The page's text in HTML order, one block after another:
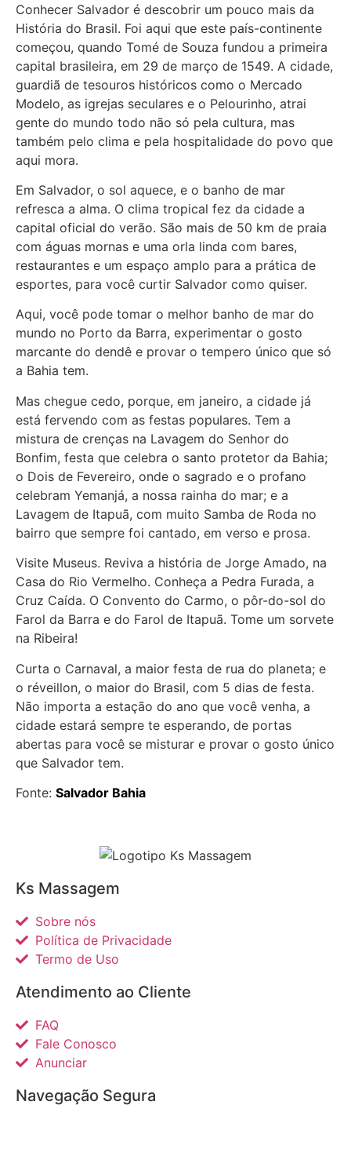
Conhecer Salvador é descobrir um pouco mais da
História do Brasil. Foi aqui que este país-continente
começou, quando Tomé de Souza fundou a primeira
capital brasileira, em 29 de março de 1549. A cidade,
guardiã de tesouros históricos como o Mercado
Modelo, as igrejas seculares e o Pelourinho, atrai
gente do mundo todo não só pela cultura, mas
também pelo clima e pela hospitalidade do povo que
aqui mora.
Em Salvador, o sol aquece, e o banho de mar
refresca a alma. O clima tropical fez da cidade a
capital oficial do verão. São mais de 50 km de praia
com águas mornas e uma orla linda com bares,
restaurantes e um espaço amplo para a prática de
esportes, para você curtir Salvador como quiser.
Aqui, você pode tomar o melhor banho de mar do
mundo no Porto da Barra, experimentar o gosto
marcante do dendê e provar o tempero único que só
a Bahia tem.
Mas chegue cedo, porque, em janeiro, a cidade já
está fervendo com as festas populares. Tem a
mistura de crenças na Lavagem do Senhor do
Bonfim, festa que celebra o santo protetor da Bahia;
o Dois de Fevereiro, onde o sagrado e o profano
celebram Yemanjá, a nossa rainha do mar; e a
Lavagem de Itapuã, com muito Samba de Roda no
bairro que sempre foi cantado, em verso e prosa.
Visite Museus. Reviva a história de Jorge Amado, na
Casa do Rio Vermelho. Conheça a Pedra Furada, a
Cruz Caída. O Convento do Carmo, o pôr-do-sol do
Farol da Barra e do Farol de Itapuã. Tome um sorvete
na Ribeira!
Curta o Carnaval, a maior festa de rua do planeta; e
o réveillon, o maior do Brasil, com 5 dias de festa.
Não importa a estação do ano que você venha, a
cidade estará sempre te esperando, de portas
abertas para você se misturar e provar o gosto único
que Salvador tem.
Fonte: Salvador Bahia
Ks Massagem
Sobre nós
Política de Privacidade
Termo de Uso
Atendimento ao Cliente
FAQ
Fale Conosco
Anunciar
Navegação Segura